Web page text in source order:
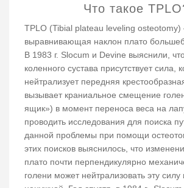
Что такое
TPLO (Tibial plateau leveling osteotomy)
выравнивающая наклон плато
В 1983 г. Slocum и Devine выяснили,
коленного сустава присутствует сила,
нейтрализует передняя
вызывает краниальное смещение
ящик») в момент переноса веса на
проводить исследования для поиска
данной проблемы при помощи
этих поисков выяснилось, что
плато почти перпендикулярно
голени может нейтрализовать эту